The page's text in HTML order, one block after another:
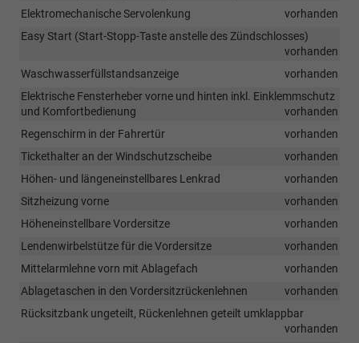
Elektromechanische Servolenkung
vorhanden
Easy Start (Start-Stopp-Taste anstelle des Zündschlosses)
vorhanden
Waschwasserfüllstandsanzeige
vorhanden
Elektrische Fensterheber vorne und hinten inkl. Einklemmschutz
und Komfortbedienung
vorhanden
Regenschirm in der Fahrertür
vorhanden
Tickethalter an der Windschutzscheibe
vorhanden
Höhen- und längeneinstellbares Lenkrad
vorhanden
Sitzheizung vorne
vorhanden
Höheneinstellbare Vordersitze
vorhanden
Lendenwirbelstütze für die Vordersitze
vorhanden
Mittelarmlehne vorn mit Ablagefach
vorhanden
Ablagetaschen in den Vordersitzrückenlehnen
vorhanden
Rücksitzbank ungeteilt, Rückenlehnen geteilt umklappbar
vorhanden